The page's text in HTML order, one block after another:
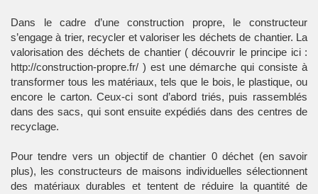
Dans le cadre d’une construction propre, le constructeur
s’engage à trier, recycler et valoriser les déchets de chantier. La
valorisation des déchets de chantier ( découvrir le principe ici :
http://construction-propre.fr/ ) est une démarche qui consiste à
transformer tous les matériaux, tels que le bois, le plastique, ou
encore le carton. Ceux-ci sont d’abord triés, puis rassemblés
dans des sacs, qui sont ensuite expédiés dans des centres de
recyclage.
Pour tendre vers un objectif de chantier 0 déchet (en savoir
plus), les constructeurs de maisons individuelles sélectionnent
des matériaux durables et tentent de réduire la quantité de